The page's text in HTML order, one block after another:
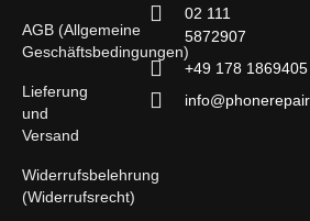
02 111
5872907
+49 178 1869405
AGB (Allgemeine
Geschäftsbedingungen)
Lieferung
und
Versand
Widerrufsbelehrung
(Widerrufsrecht)